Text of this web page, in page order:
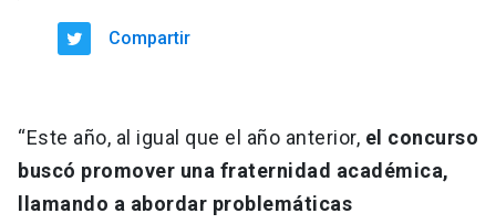
Compartir
“Este año, al igual que el año anterior, el concurso
buscó promover una fraternidad académica,
llamando a abordar problemáticas